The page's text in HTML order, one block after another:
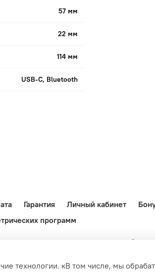
57 мм
22 мм
114 мм
USB-C, Bluetooth
Гарантия Личный кабинет
программ
ваше внимание на то, что данный
технологии. кВ том числе, мы